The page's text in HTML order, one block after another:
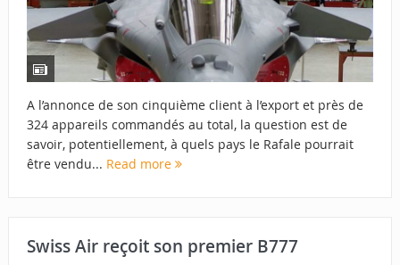
A l’annonce de son cinquième client à l’export et près de
324 appareils commandés au total, la question est de
savoir, potentiellement, à quels pays le Rafale pourrait
être vendu... Read more
Swiss Air reçoit son premier B777